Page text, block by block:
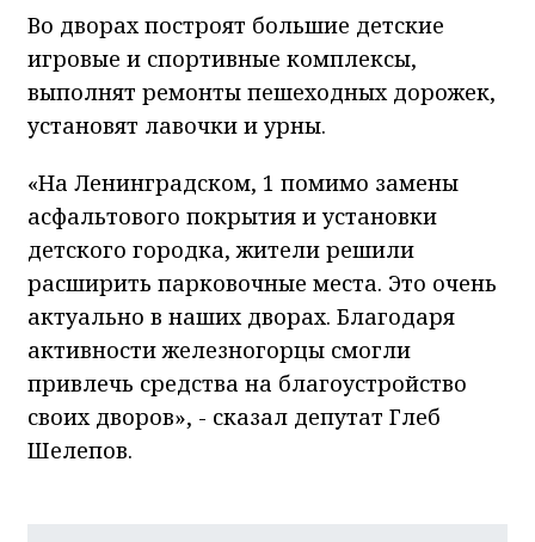
Во дворах построят большие детские
игровые и спортивные комплексы,
выполнят ремонты пешеходных дорожек,
установят лавочки и урны.
«На Ленинградском, 1 помимо замены
асфальтового покрытия и установки
детского городка, жители решили
расширить парковочные места. Это очень
актуально в наших дворах. Благодаря
активности железногорцы смогли
привлечь средства на благоустройство
своих дворов», - сказал депутат Глеб
Шелепов.